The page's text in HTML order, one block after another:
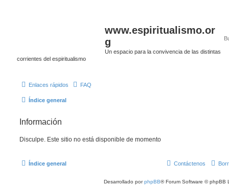
www.espiritualismo.or
g
Un espacio para la convivencia de las distintas
corrientes del espiritualismo
Enlaces rápidos FAQ
Índice general
Información
Disculpe. Este sitio no está disponible de momento
Índice general Contáctenos
Desarrollado porphpBB® Forum Software © phpBB